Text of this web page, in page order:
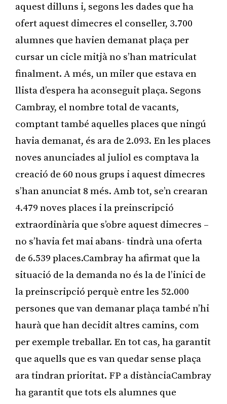
aquest dilluns i, segons les dades que ha
ofert aquest dimecres el conseller, 3.700
alumnes que havien demanat plaça per
cursar un cicle mitjà no s’han matriculat
finalment. A més, un miler que estava en
llista d’espera ha aconseguit plaça. Segons
Cambray, el nombre total de vacants,
comptant també aquelles places que ningú
havia demanat, és ara de 2.093. En les places
noves anunciades al juliol es comptava la
creació de 60 nous grups i aquest dimecres
s’han anunciat 8 més. Amb tot, se’n crearan
4.479 noves places i la preinscripció
extraordinària que s’obre aquest dimecres –
no s’havia fet mai abans- tindrà una oferta
de 6.539 places.Cambray ha afirmat que la
situació de la demanda no és la de l’inici de
la preinscripció perquè entre les 52.000
persones que van demanar plaça també n’hi
haurà que han decidit altres camins, com
per exemple treballar. En tot cas, ha garantit
que aquells que es van quedar sense plaça
ara tindran prioritat. FP a distànciaCambray
ha garantit que tots els alumnes que